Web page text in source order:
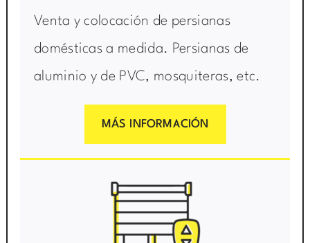
Venta y colocación de persianas
domésticas a medida. Persianas de
aluminio y de PVC, mosquiteras, etc.
MÁS INFORMACIÓN